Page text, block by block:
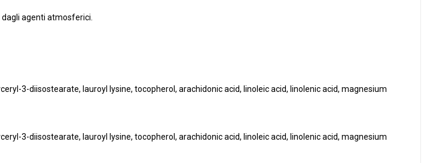
agenti atmosferici.
3-diisostearate, lauroyl lysine, tocopherol, arachidonic acid, linoleic acid, linolenic acid, magnesium
3-diisostearate, lauroyl lysine, tocopherol, arachidonic acid, linoleic acid, linolenic acid, magnesium